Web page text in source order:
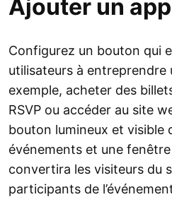
Ajouter un
Configurez un bouton qui
utilisateurs à entreprendre
exemple, acheter des
RSVP ou accéder au site
bouton lumineux et visible
événements et une
convertira les visiteurs du
participants de